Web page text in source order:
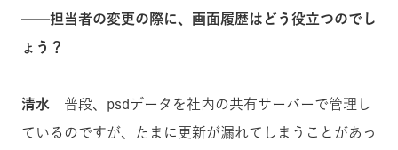
──担当者の変更の際に、画面履歴はどう役立つのでし
ょう？
清水 普段、psdデータを社内の共有サーバーで管理し
ているのですが、たまに更新が漏れてしまうことがあっ